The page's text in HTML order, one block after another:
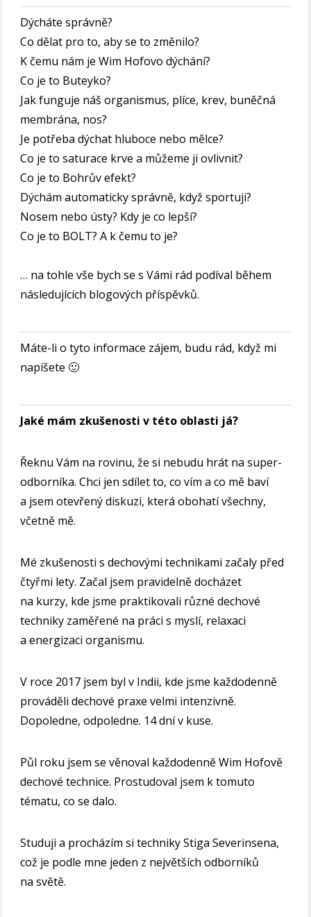
Dýcháte správně?
Co dělat pro to, aby se to změnilo?
K čemu nám je Wim Hofovo dýchání?
Co je to Buteyko?
Jak funguje náš organismus, plíce, krev, buněčná
membrána, nos?
Je potřeba dýchat hluboce nebo mělce?
Co je to saturace krve a můžeme ji ovlivnit?
Co je to Bohrův efekt?
Dýchám automaticky správně, když sportuji?
Nosem nebo ústy? Kdy je co lepší?
Co je to BOLT? A k čemu to je?
… na tohle vše bych se s Vámi rád podíval během
následujících blogových příspěvků.
Máte-li o tyto informace zájem, budu rád, když mi
napíšete 🙂
Jaké mám zkušenosti v této oblasti já?
Řeknu Vám na rovinu, že si nebudu hrát na super-
odborníka. Chci jen sdílet to, co vím a co mě baví
a jsem otevřený diskuzi, která obohatí všechny,
včetně mě.
Mé zkušenosti s dechovými technikami začaly před
čtyřmi lety. Začal jsem pravidelně docházet
na kurzy, kde jsme praktikovali různé dechové
techniky zaměřené na práci s myslí, relaxaci
a energizaci organismu.
V roce 2017 jsem byl v Indii, kde jsme každodenně
prováděli dechové praxe velmi intenzivně.
Dopoledne, odpoledne. 14 dní v kuse.
Půl roku jsem se věnoval každodenně Wim Hofově
dechové technice. Prostudoval jsem k tomuto
tématu, co se dalo.
Studuji a procházím si techniky Stiga Severinsena,
což je podle mne jeden z největších odborníků
na světě.